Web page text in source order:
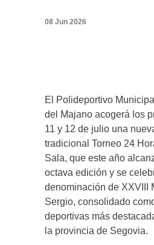
08 Jun 2026
El Polideportivo
del Majano acogerá los
11 y 12 de julio una
tradicional Torneo 24
Sala, que este año
octava edición y se
denominación de XXVIII
Sergio, consolidado
deportivas más
la provincia de Segovia.